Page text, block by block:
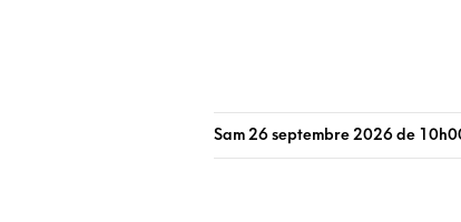
Sam 26 septembre 2026 de